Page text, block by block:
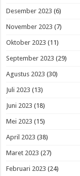
Desember 2023 (6)
November 2023 (7)
Oktober 2023 (11)
September 2023 (29)
Agustus 2023 (30)
Juli 2023 (13)
Juni 2023 (18)
Mei 2023 (15)
April 2023 (38)
Maret 2023 (27)
Februari 2023 (24)